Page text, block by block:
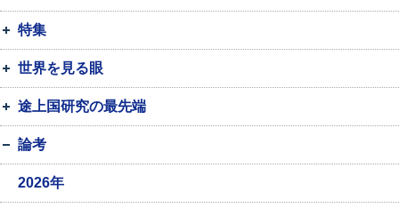
特集
世界を見る眼
途上国研究の最先端
論考
2026年